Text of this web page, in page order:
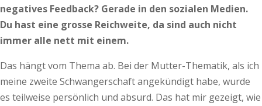
negatives Feedback? Gerade in den sozialen Medien.
Du hast eine grosse Reichweite, da sind auch nicht
immer alle nett mit einem.
Das hängt vom Thema ab. Bei der Mutter-Thematik, als ich
meine zweite Schwangerschaft angekündigt habe, wurde
es teilweise persönlich und absurd. Das hat mir gezeigt, wie